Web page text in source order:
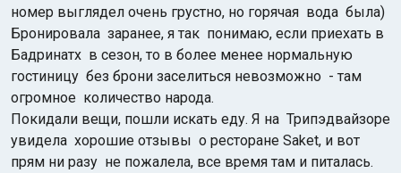
номер выглядел очень грустно, но горячая вода была)
Бронировала заранее, я так понимаю, если приехать в
Бадринатх в сезон, то в более менее нормальную
гостиницу без брони заселиться невозможно - там
огромное количество народа.
Покидали вещи, пошли искать еду. Я на Трипэдвайзоре
увидела хорошие отзывы о ресторане Saket, и вот
прям ни разу не пожалела, все время там и питалась.